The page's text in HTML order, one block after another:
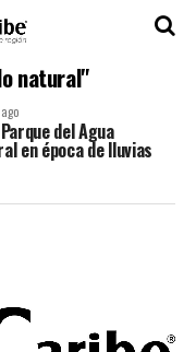
natural"
del Agua
en época de lluvias